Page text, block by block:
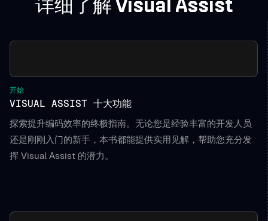
开始
VISUAL ASSIST 十大功能
探索提升编码效率的终极指南。无论您是经验丰富的开发人员
还是刚刚入门的新手，本书都能提供实用见解，帮助您充分发
挥 Visual Assist 的潜力。